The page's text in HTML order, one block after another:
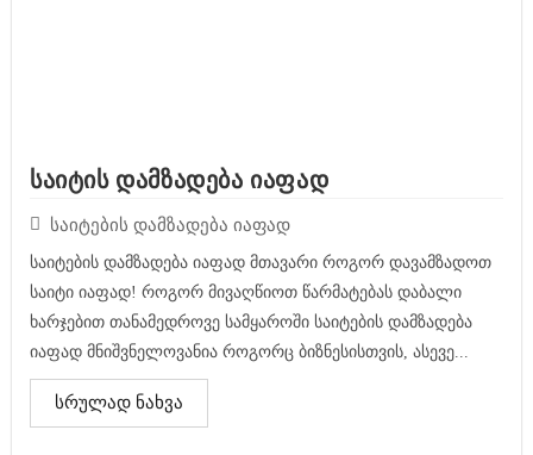
საიტის დამზადება იაფად
საიტების დამზადება იაფად
საიტების დამზადება იაფად მთავარი როგორ დავამზადოთ
საიტი იაფად! როგორ მივაღწიოთ წარმატებას დაბალი
ხარჯებით თანამედროვე სამყაროში საიტების დამზადება
იაფად მნიშვნელოვანია როგორც ბიზნესისთვის, ასევე...
სრულად ნახვა